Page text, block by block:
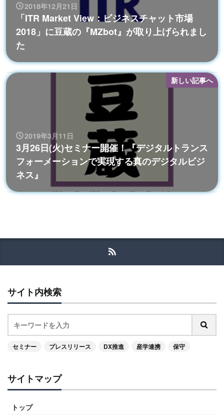
2018年12月21日
「ITR Market View：ビジネスチャット市場
2018」に豆蔵の『MZbot』が取り上げられまし
た
新しい記事へ
2019年3月11日
3月26日(火)セミナー開催！『デジタルトランス
フォーメーションで実現する真のデジタルビジ
ネス』
サイト内検索
セミナー プレスリリース DX推進 産学連携 保守
サイトマップ
トップ